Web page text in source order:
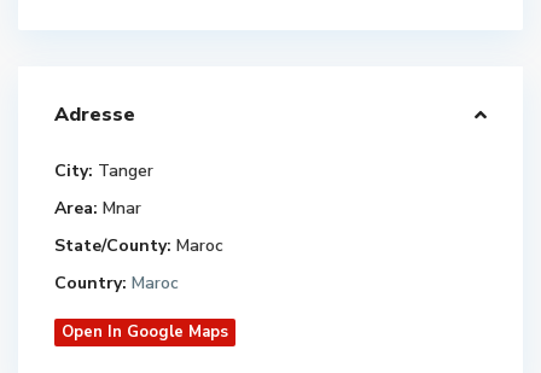
Adresse
City: Tanger
Area: Mnar
State/County: Maroc
Country: Maroc
Open In Google Maps